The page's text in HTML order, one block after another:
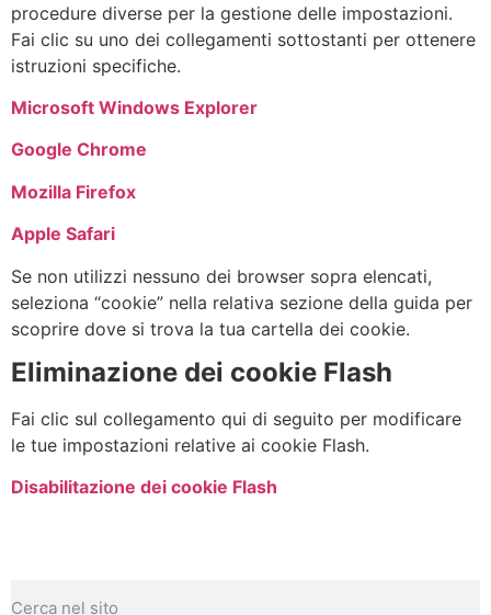
procedure diverse per la gestione delle impostazioni.
Fai clic su uno dei collegamenti sottostanti per ottenere
istruzioni specifiche.
Microsoft Windows Explorer
Google Chrome
Mozilla Firefox
Apple Safari
Se non utilizzi nessuno dei browser sopra elencati,
seleziona “cookie” nella relativa sezione della guida per
scoprire dove si trova la tua cartella dei cookie.
Eliminazione dei cookie Flash
Fai clic sul collegamento qui di seguito per modificare
le tue impostazioni relative ai cookie Flash.
Disabilitazione dei cookie Flash